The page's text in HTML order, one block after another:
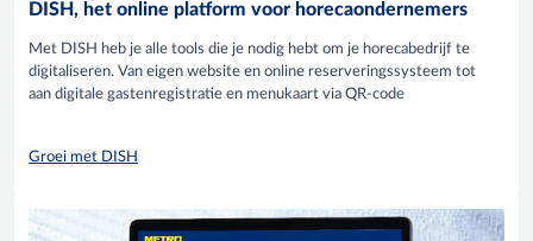
DISH, het online platform voor horecaondernemers
Met DISH heb je alle tools die je nodig hebt om je horecabedrijf te
digitaliseren. Van eigen website en online reserveringssysteem tot
aan digitale gastenregistratie en menukaart via QR-code
Groei met DISH